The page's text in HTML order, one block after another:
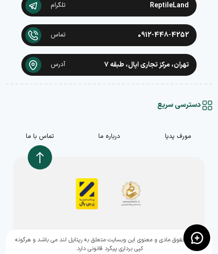
ReptileLand تلگرام
0912-448-4252 تماس
تهران، مرکز تجاری اپال، طبقه ۷ آدرس
دسترسی سریع
مورف پدیا درباره ما تماس با ما
,تمامی حقوق مادی و معنوی این وبسایت متعلق به رپتایل لند می باشد و هرگونه
کپی برداری پیگرد قانونی دارد.